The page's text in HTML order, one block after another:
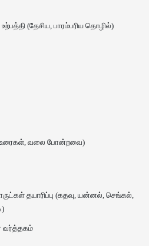
(தேசிய, பாரம்பரிய தொழில்)
உரைகள், வலை போன்றவை)
தயாரிப்பு (கதவு, யன்னல், செங்கல்,
வர்த்தகம்